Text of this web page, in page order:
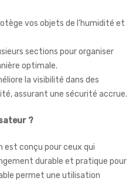
vos objets de l’humidité et
sections pour organiser
optimale.
la visibilité dans des
assurant une sécurité accrue.
?
est conçu pour ceux qui
durable et pratique pour
permet une utilisation